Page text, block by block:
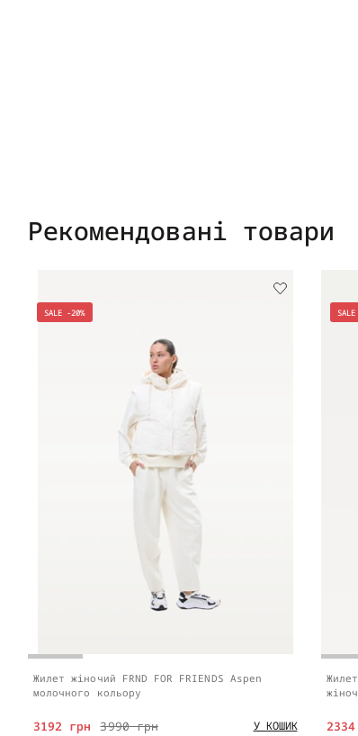
Рекомендовані товари
SALE -20%
Жилет жіночий FRND FOR FRIENDS Aspen
молочного кольору
3990 грн
3192 грн У КОШИК